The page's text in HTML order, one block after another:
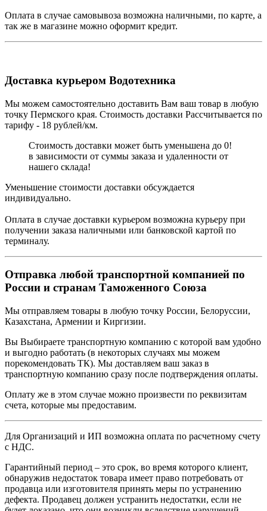
Оплата в случае самовывоза возможна наличными, по карте, а
так же в магазине можно оформит кредит.
Доставка курьером Водотехника
Мы можем самостоятельно доставить Вам ваш товар в любую
точку Пермского края. Стоимость доставки Рассчитывается по
тарифу - 18 рублей/км.
Стоимость доставки может быть уменьшена до 0!
в зависимости от суммы заказа и удаленности от
нашего склада!
Уменьшение стоимости доставки обсуждается
индивидуально.
Оплата в случае доставки курьером возможна курьеру при
получении заказа наличными или банковской картой по
терминалу.
Отправка любой транспортной компанией по
России и странам Таможенного Союза
Мы отправляем товары в любую точку России, Белоруссии,
Казахстана, Армении и Киргизии.
Вы Выбираете транспортную компанию с которой вам удобно
и выгодно работать (в некоторых случаях мы можем
порекомендовать ТК). Мы доставляем ваш заказ в
транспортную компанию сразу после подтверждения оплаты.
Оплату же в этом случае можно произвести по реквизитам
счета, которые мы предоставим.
Для Организаций и ИП возможна оплата по расчетному счету
с НДС.
Гарантийный период – это срок, во время которого клиент,
обнаружив недостаток товара имеет право потребовать от
продавца или изготовителя принять меры по устранению
дефекта. Продавец должен устранить недостатки, если не